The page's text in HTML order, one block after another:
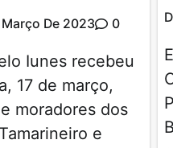
Março De 2023 0
Iunes recebeu
17 de março,
moradores dos
e